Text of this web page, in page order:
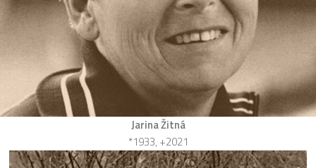
Jarina Žitná
*1933, +2021